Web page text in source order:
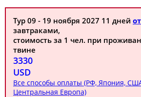
Тур 09 - 19 ноября 2027 11 дней
завтраками,
стоимость за 1 чел. при
твине
3330
USD
Все способы оплаты (РФ, Япония,
Центральная Европа)